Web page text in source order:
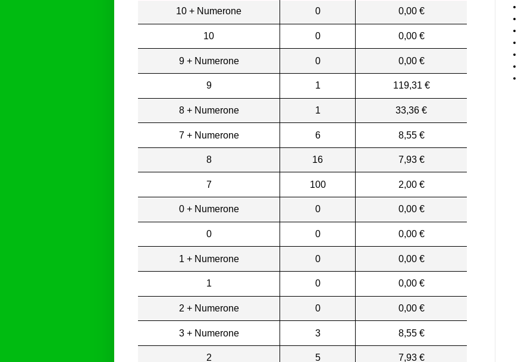
10 + Numerone 0 0,00 €
10 0 0,00 €
9 + Numerone 0 0,00 €
9 1 119,31 €
8 + Numerone 1 33,36 €
7 + Numerone 6 8,55 €
8 16 7,93 €
7 100 2,00 €
0 + Numerone 0 0,00 €
0 0 0,00 €
1 + Numerone 0 0,00 €
1 0 0,00 €
2 + Numerone 0 0,00 €
3 + Numerone 3 8,55 €
2 5 7,93 €